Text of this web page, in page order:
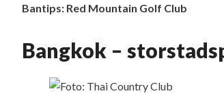
Bantips: Red Mountain Golf Club
Bangkok –